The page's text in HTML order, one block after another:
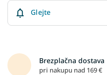
Glejte
Brezplačna dostava
pri nakupu nad 169 €